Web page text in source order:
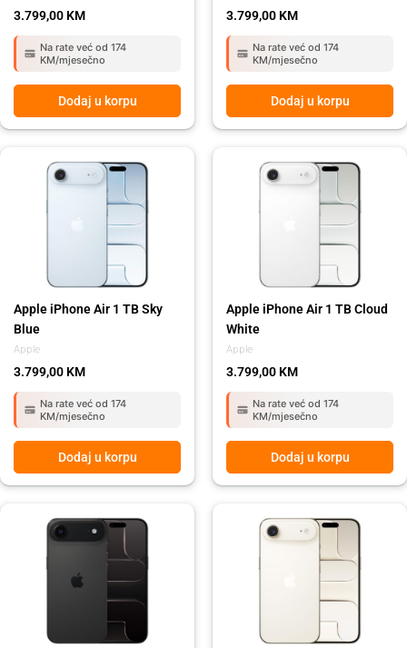
3.799,00 KM
Na rate već od 174
KM/mjesečno
Dodaj u korpu
3.799,00 KM
Na rate već od 174
KM/mjesečno
Dodaj u korpu
Apple
Apple iPhone Air 1 TB Sky
Blue
3.799,00 KM
Na rate već od 174
KM/mjesečno
Dodaj u korpu
Apple
Apple iPhone Air 1 TB Cloud
White
3.799,00 KM
Na rate već od 174
KM/mjesečno
Dodaj u korpu